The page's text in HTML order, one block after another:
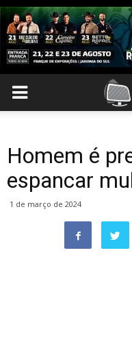
Homem é
espancar
1 de março de 2024